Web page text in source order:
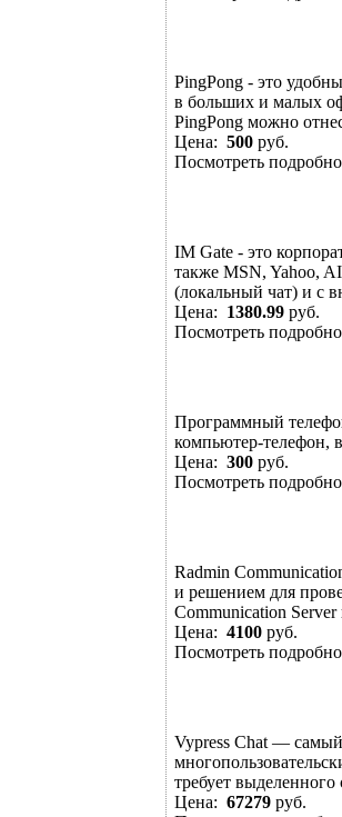
PingPong - это
в больших и малых
PingPong можно
Цена: 500 руб.
Посмотреть
IM Gate - это
также MSN, Yahoo,
(локальный чат) и с
Цена: 1380.99 руб.
Посмотреть
Программный
компьютер-телефон,
Цена: 300 руб.
Посмотреть
Radmin
и решением для
Communication
Цена: 4100 руб.
Посмотреть
Vypress Chat —
требует
Цена: 67279 руб.